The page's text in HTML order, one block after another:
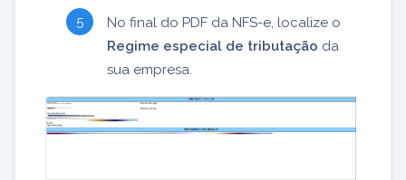
No final do PDF da NFS-e, localize o
Regime especial de tributação da
sua empresa.